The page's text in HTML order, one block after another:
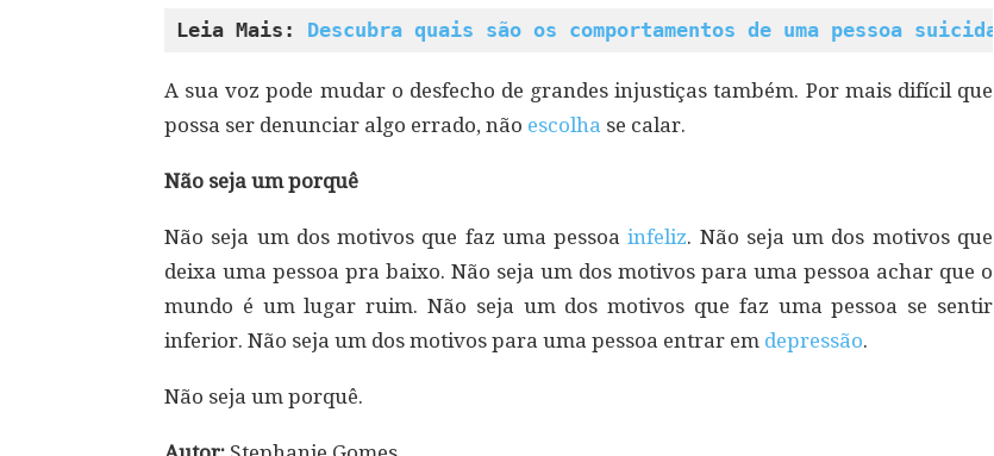
Leia Mais: Descubra quais são os comportamentos de uma pessoa suicida
A sua voz pode mudar o desfecho de grandes injustiças também. Por mais difícil que
possa ser denunciar algo errado, não escolha se calar.
Não seja um porquê
Não seja um dos motivos que faz uma pessoainfeliz. Não seja um dos motivos que
deixa uma pessoa pra baixo. Não seja um dos motivos para uma pessoa achar que o
mundo é um lugar ruim. Não seja um dos motivos que faz uma pessoa se sentir
inferior. Não seja um dos motivos para uma pessoa entrar em depressão.
Não seja um porquê.